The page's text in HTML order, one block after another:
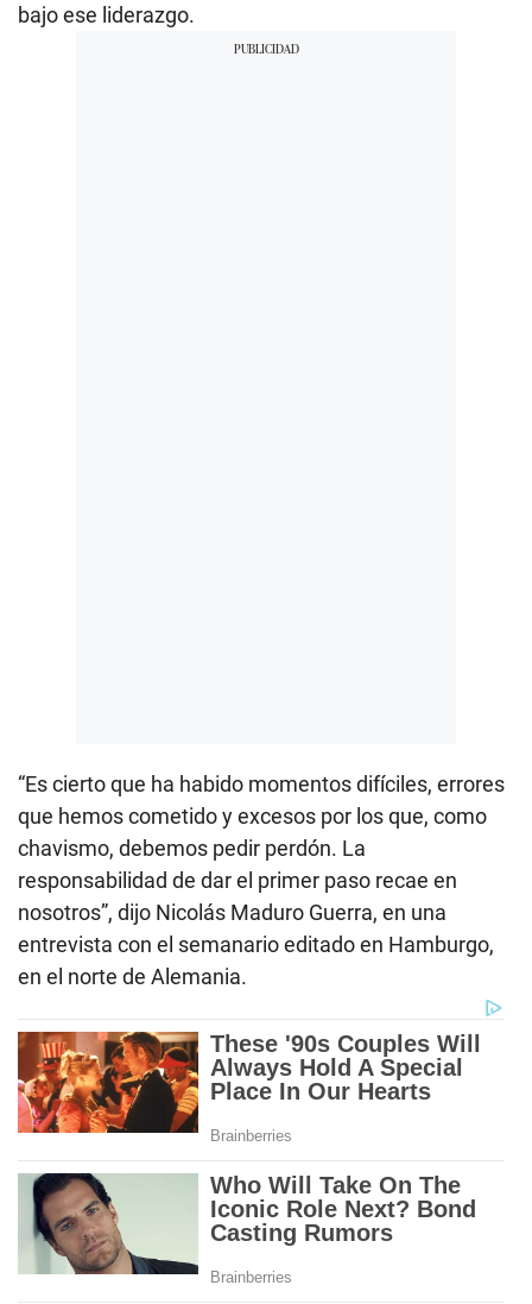
bajo ese liderazgo.
“Es cierto que ha habido momentos difíciles, errores
que hemos cometido y excesos por los que, como
chavismo, debemos pedir perdón. La
responsabilidad de dar el primer paso recae en
nosotros”, dijo Nicolás Maduro Guerra, en una
entrevista con el semanario editado en Hamburgo,
en el norte de Alemania.